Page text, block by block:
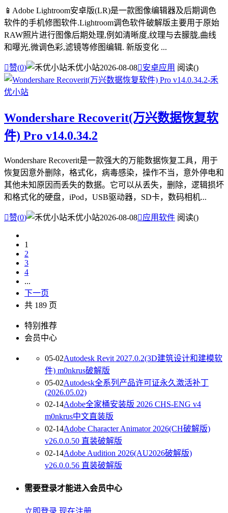
📱Adobe Lightroom安卓版(LR)是一款图像编辑器及后期调色
软件的手机修图软件.Lightroom调色软件破解版主要用于原始
RAW照片进行图像后期处理,例如清晰度,纹理与去朦胧,曲线
和曝光,微调色彩,滤镜等修图编辑. 新版变化 ...
赞(0) 禾优小站2026-08-08安卓应用 阅读()
Wondershare Recoverit(万兴数据恢复软
件) Pro v14.0.34.2
Wondershare Recoverit是一款强大的万能数据恢复工具，用于
恢复因意外删除，格式化，病毒感染，操作不当，意外停电和
其他未知原因而丢失的数据。它可以从丢失，删除，逻辑损坏
和格式化的硬盘，iPod，USB驱动器，SD卡，数码相机...
赞(0) 禾优小站2026-08-08应用软件 阅读()
1
2
3
4
...
下一页
共 189 页
特别推荐
会员中心
05-02Autodesk Revit 2027.0.2(3D建筑设计和建模软
件) m0nkrus破解版
05-02Autodesk全系列产品许可证永久激活补丁
(2026.05.02)
02-14Adobe全家桶安装版 2026 CHS-ENG v4
m0nkrus中文直装版
02-14Adobe Character Animator 2026(CH破解版)
v26.0.0.50 直装破解版
02-14Adobe Audition 2026(AU2026破解版)
v26.0.0.56 直装破解版
需要登录才能进入会员中心
立即登录 现在注册